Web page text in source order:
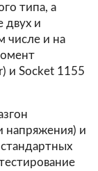
типа, а
двух и
числе и на
и Socket 1155
напряжения) и